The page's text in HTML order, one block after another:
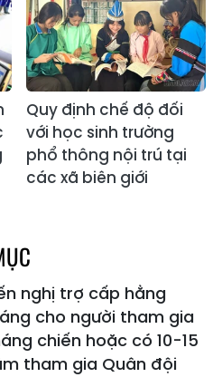
Quy định chế độ đối
với học sinh trường
phổ thông nội trú tại
các xã biên giới
nghị trợ cấp hằng
cho người tham gia
chiến hoặc có 10-15
tham gia Quân đội